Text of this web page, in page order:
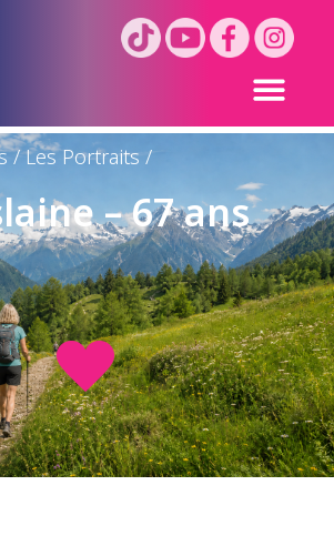
/Les Portraits /
– 67 ans